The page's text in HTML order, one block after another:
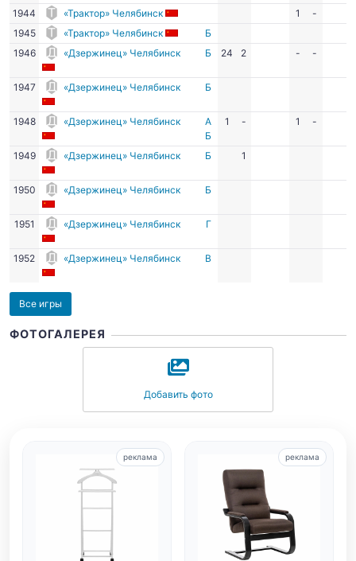
1944
«Трактор» Челябинск 1
-
1945
«Трактор» Челябинск
Б
1946
«Дзержинец» Челябинск Б 24 2 - -
1947 «Дзержинец» Челябинск Б
1948 «Дзержинец» Челябинск
А
Б
1 - 1 -
1949 «Дзержинец» Челябинск Б 1
1950 «Дзержинец» Челябинск Б
1951 «Дзержинец» Челябинск Г
1952 «Дзержинец» Челябинск В
Все игры
ФОТОГАЛЕРЕЯ
Добавить фото
реклама реклама